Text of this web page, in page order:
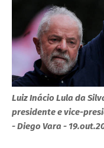
Luiz Inácio Lula da
presidente e vice-
- Diego Vara -